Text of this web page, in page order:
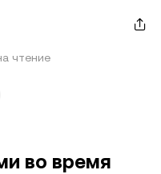
чтение
во время